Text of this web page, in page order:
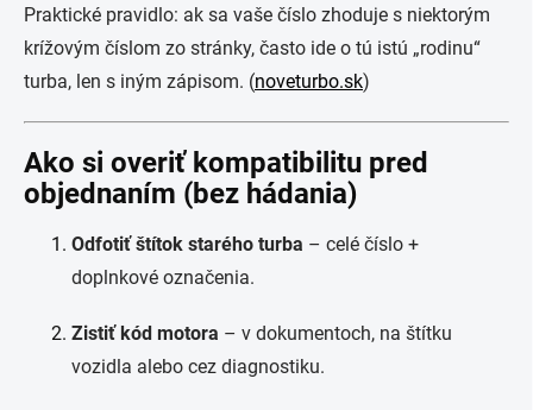
Praktické pravidlo: ak sa vaše číslo zhoduje s niektorým
krížovým číslom zo stránky, často ide o tú istú „rodinu“
turba, len s iným zápisom. (noveturbo.sk)
Ako si overiť kompatibilitu pred
objednaním (bez hádania)
Odfotiť štítok starého turba – celé číslo +
doplnkové označenia.
Zistiť kód motora – v dokumentoch, na štítku
vozidla alebo cez diagnostiku.